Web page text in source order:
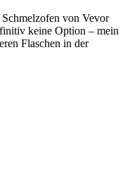
von Vevor
keine Option – mein
Flaschen in der